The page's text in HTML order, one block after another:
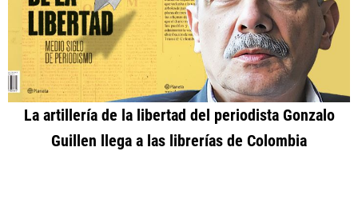
La artillería de la libertad del periodista Gonzalo
Guillen llega a las librerías de Colombia